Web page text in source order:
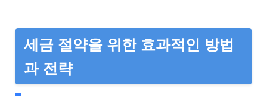
세금 절약을 위한 효과적인 방법
과 전략